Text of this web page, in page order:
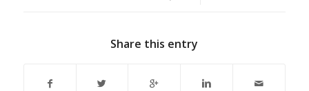
Share this entry